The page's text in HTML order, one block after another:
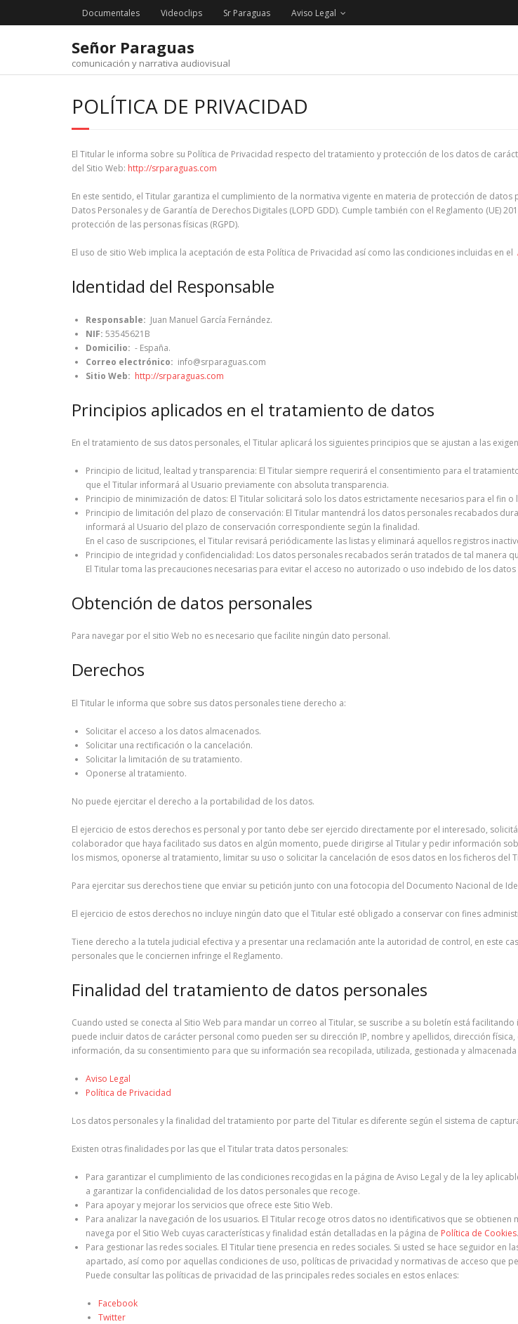
Documentales Videoclips Sr Paraguas Aviso Legal
Señor Paraguas
comunicación y narrativa audiovisual
POLÍTICA DE PRIVACIDAD
El Titular le informa sobre su Política de Privacidad respecto del tratamiento y protección de los datos de
del Sitio Web: http://srparaguas.com
En este sentido, el Titular garantiza el cumplimiento de la normativa vigente en materia de protección de
Datos Personales y de Garantía de Derechos Digitales (LOPD GDD). Cumple también con el Reglamento (UE)
protección de las personas físicas (RGPD).
El uso de sitio Web implica la aceptación de esta Política de Privacidad así como las condiciones incluidas en el
Identidad del Responsable
Responsable: Juan Manuel García Fernández.
NIF: 53545621B
Domicilio: - España.
Correo electrónico: info@srparaguas.com
Sitio Web: http://srparaguas.com
Principios aplicados en el tratamiento de datos
En el tratamiento de sus datos personales, el Titular aplicará los siguientes principios que se ajustan a las
Principio de licitud, lealtad y transparencia: El Titular siempre requerirá el consentimiento para el
que el Titular informará al Usuario previamente con absoluta transparencia.
Principio de minimización de datos: El Titular solicitará solo los datos estrictamente necesarios para el fin o
Principio de limitación del plazo de conservación: El Titular mantendrá los datos personales recabados
informará al Usuario del plazo de conservación correspondiente según la finalidad.
En el caso de suscripciones, el Titular revisará periódicamente las listas y eliminará aquellos registros
Principio de integridad y confidencialidad: Los datos personales recabados serán tratados de tal manera
El Titular toma las precauciones necesarias para evitar el acceso no autorizado o uso indebido de los
Obtención de datos personales
Para navegar por el sitio Web no es necesario que facilite ningún dato personal.
Derechos
El Titular le informa que sobre sus datos personales tiene derecho a:
Solicitar el acceso a los datos almacenados.
Solicitar una rectificación o la cancelación.
Solicitar la limitación de su tratamiento.
Oponerse al tratamiento.
No puede ejercitar el derecho a la portabilidad de los datos.
El ejercicio de estos derechos es personal y por tanto debe ser ejercido directamente por el interesado,
colaborador que haya facilitado sus datos en algún momento, puede dirigirse al Titular y pedir información
los mismos, oponerse al tratamiento, limitar su uso o solicitar la cancelación de esos datos en los ficheros del
Para ejercitar sus derechos tiene que enviar su petición junto con una fotocopia del Documento Nacional de
El ejercicio de estos derechos no incluye ningún dato que el Titular esté obligado a conservar con fines
Tiene derecho a la tutela judicial efectiva y a presentar una reclamación ante la autoridad de control, en este
personales que le conciernen infringe el Reglamento.
Finalidad del tratamiento de datos personales
Cuando usted se conecta al Sitio Web para mandar un correo al Titular, se suscribe a su boletín está
puede incluir datos de carácter personal como pueden ser su dirección IP, nombre y apellidos, dirección
información, da su consentimiento para que su información sea recopilada, utilizada, gestionada y
Aviso Legal
Política de Privacidad
Los datos personales y la finalidad del tratamiento por parte del Titular es diferente según el sistema de
Existen otras finalidades por las que el Titular trata datos personales:
Para garantizar el cumplimiento de las condiciones recogidas en la página de Aviso Legal y de la ley
a garantizar la confidencialidad de los datos personales que recoge.
Para apoyar y mejorar los servicios que ofrece este Sitio Web.
Para analizar la navegación de los usuarios. El Titular recoge otros datos no identificativos que se
navega por el Sitio Web cuyas características y finalidad están detalladas en la página de Política de Cookies.
Para gestionar las redes sociales. El Titular tiene presencia en redes sociales. Si usted se hace seguidor
apartado, así como por aquellas condiciones de uso, políticas de privacidad y normativas de acceso que
Puede consultar las políticas de privacidad de las principales redes sociales en estos enlaces:
Facebook
Twitter